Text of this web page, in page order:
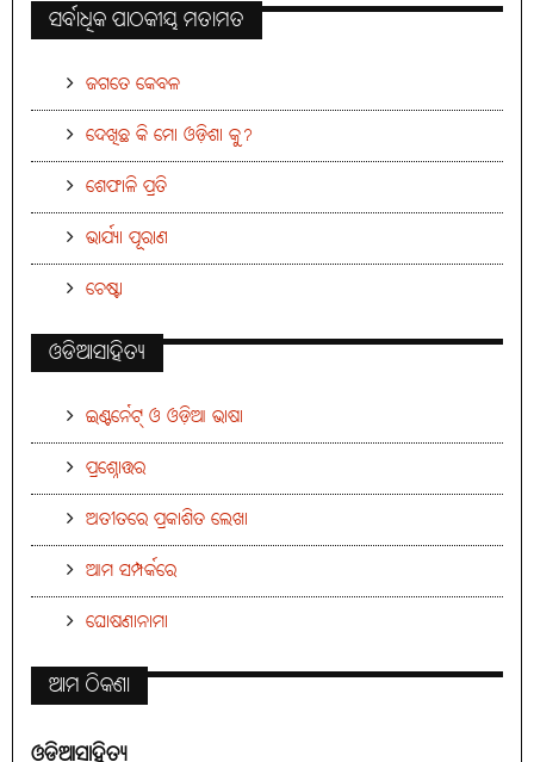
ସର୍ବାଧିକ ପାଠକୀୟ ମତାମତ
ଜଗତେ କେବଳ
ଦେଖିଛ କି ମୋ ଓଡ଼ିଶା କୁ?
ଶେଫାଳି ପ୍ରତି
ଭାର୍ଯ୍ୟା ପୂରାଣ
ଚେଷ୍ଟା
ଓଡିଆସାହିତ୍ୟ
ଇଣ୍ଟର୍ନେଟ୍ ଓ ଓଡ଼ିଆ ଭାଷା
ପ୍ରଶ୍ନୋତ୍ତର
ଅତୀତରେ ପ୍ରକାଶିତ ଲେଖା
ଆମ ସମ୍ପର୍କରେ
ଘୋଷଣାନାମା
ଆମ ଠିକଣା